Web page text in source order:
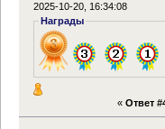
2025-10-20, 16:34:08
Награды
« Ответ